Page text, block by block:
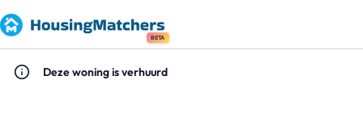
BETA
Deze woning is verhuurd